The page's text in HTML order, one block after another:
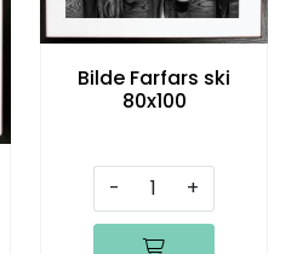
Bilde Farfars ski
80x100
- +